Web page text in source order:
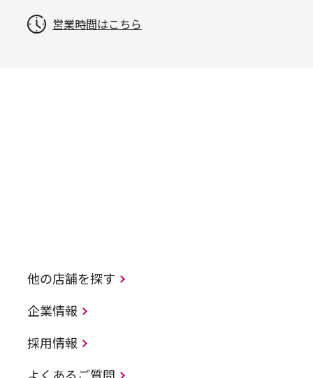
営業時間はこちら
他の店舗を探す
企業情報
採用情報